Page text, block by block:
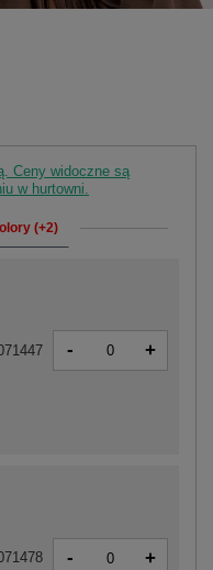
Ceny widoczne są
w hurtowni.
(+2)
- +
- +